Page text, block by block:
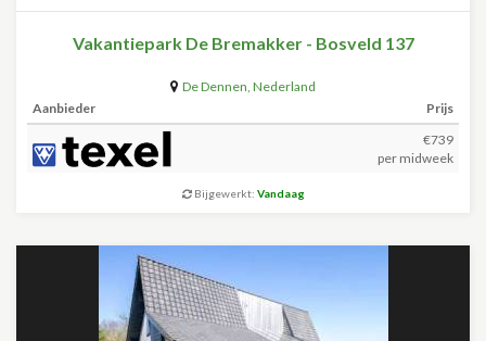
Vakantiepark De Bremakker - Bosveld 137
De Dennen, Nederland
Aanbieder
Prijs
€739
per midweek
Bijgewerkt: Vandaag